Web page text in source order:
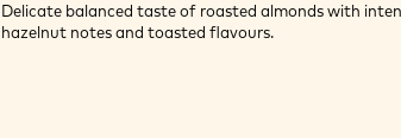
Delicate balanced taste of roasted almonds with
hazelnut notes and toasted flavours.